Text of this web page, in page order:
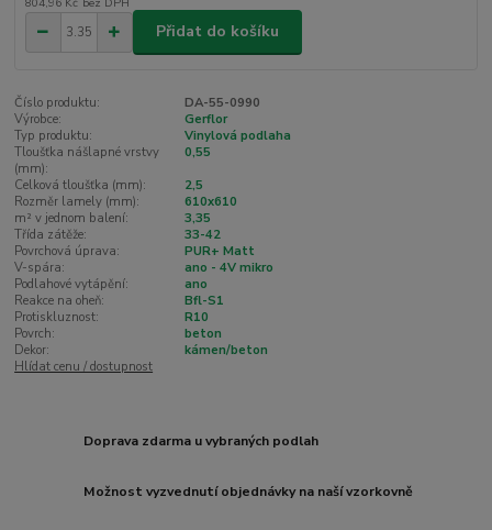
Přidat do košíku
Číslo produktu:
DA-55-0990
Výrobce:
Gerflor
Typ produktu:
Vinylová podlaha
Tloušťka nášlapné vrstvy
(mm):
0,55
Celková tloušťka (mm):
2,5
Rozměr lamely (mm):
610x610
m² v jednom balení:
3,35
Třída zátěže:
33-42
Povrchová úprava:
PUR+ Matt
V-spára:
ano - 4V mikro
Podlahové vytápění:
ano
Reakce na oheň:
Bfl-S1
Protiskluznost:
R10
Povrch:
beton
Dekor:
kámen/beton
Hlídat cenu / dostupnost
Doprava zdarma u vybraných podlah
Možnost vyzvednutí objednávky na naší vzorkovně